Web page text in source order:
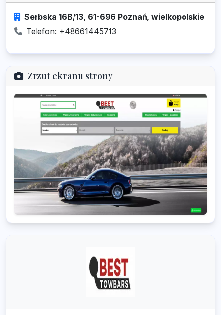
Serbska 16B/13, 61-696 Poznań, wielkopolskie
Telefon: +48661445713
Zrzut ekranu strony